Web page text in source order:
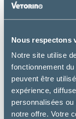
Nous respectons
Notre site utilise
fonctionnement
peuvent être
expérience,
personnalisées
notre offre. Votre